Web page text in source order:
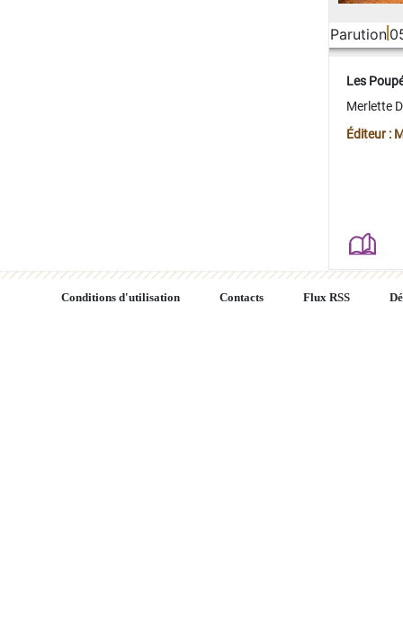
Parution
Les
Merlette
Éditeur :
Conditions d'utilisation Contacts Flux RSS